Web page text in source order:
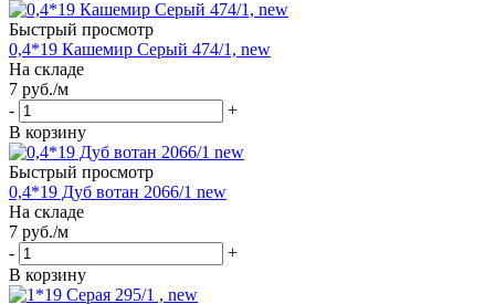
Быстрый просмотр
0,4*19 Кашемир Серый 474/1, new
На складе
7 руб./м
-
+
В корзину
Быстрый просмотр
0,4*19 Дуб вотан 2066/1 new
На складе
7 руб./м
-
+
В корзину